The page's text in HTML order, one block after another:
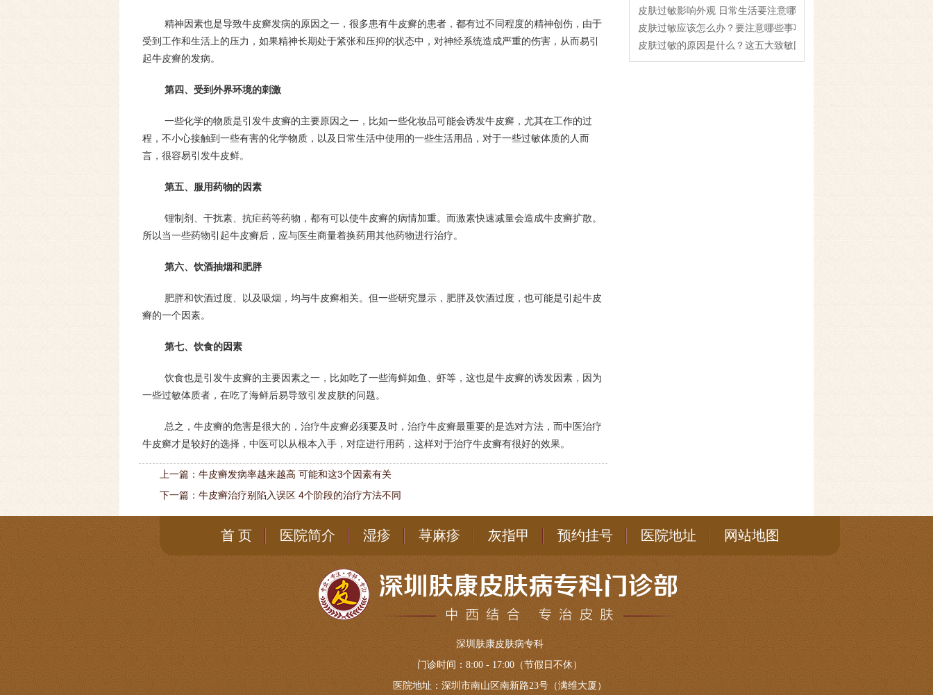
精神因素也是导致牛皮癣发病的原因之一，很多患有牛皮癣的患者，都有过不同程度的精神创伤，由于
受到工作和生活上的压力，如果精神长期处于紧张和压抑的状态中，对神经系统造成严重的伤害，从而易引
起牛皮癣的发病。
第四、受到外界环境的刺激
一些化学的物质是引发牛皮癣的主要原因之一，比如一些化妆品可能会诱发牛皮癣，尤其在工作的过
程，不小心接触到一些有害的化学物质，以及日常生活中使用的一些生活用品，对于一些过敏体质的人而
言，很容易引发牛皮鲜。
第五、服用药物的因素
锂制剂、干扰素、抗疟药等药物，都有可以使牛皮癣的病情加重。而激素快速减量会造成牛皮癣扩散。
所以当一些药物引起牛皮癣后，应与医生商量着换药用其他药物进行治疗。
第六、饮酒抽烟和肥胖
肥胖和饮酒过度、以及吸烟，均与牛皮癣相关。但一些研究显示，肥胖及饮酒过度，也可能是引起牛皮
癣的一个因素。
第七、饮食的因素
饮食也是引发牛皮癣的主要因素之一，比如吃了一些海鲜如鱼、虾等，这也是牛皮癣的诱发因素，因为
一些过敏体质者，在吃了海鲜后易导致引发皮肤的问题。
总之，牛皮癣的危害是很大的，治疗牛皮癣必须要及时，治疗牛皮癣最重要的是选对方法，而中医治疗
牛皮癣才是较好的选择，中医可以从根本入手，对症进行用药，这样对于治疗牛皮癣有很好的效果。
上一篇： 牛皮癣发病率越来越高 可能和这3个因素有关
下一篇： 牛皮癣治疗别陷入误区 4个阶段的治疗方法不同
皮肤过敏影响外观 日常生活要注意哪些禁忌？
皮肤过敏应该怎么办？要注意哪些事项？
皮肤过敏的原因是什么？这五大致敏因素不可忽视！
首 页 医院简介 湿疹 荨麻疹 灰指甲 预约挂号 医院地址 网站地图
深圳肤康皮肤病专科
门诊时间：8:00 - 17:00（节假日不休）
医院地址：深圳市南山区南新路23号（满维大厦）